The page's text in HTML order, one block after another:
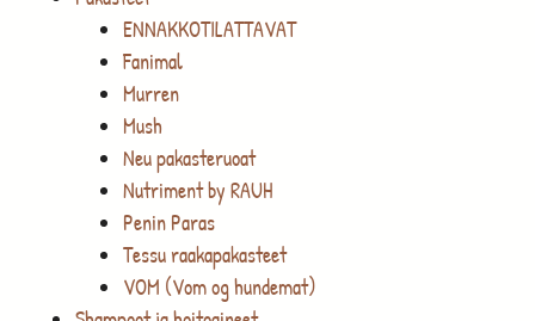
ENNAKKOTILATTAVAT
Fanimal
Murren
Mush
Neu pakasteruoat
Nutriment by RAUH
Penin Paras
Tessu raakapakasteet
VOM (Vom og hundemat)